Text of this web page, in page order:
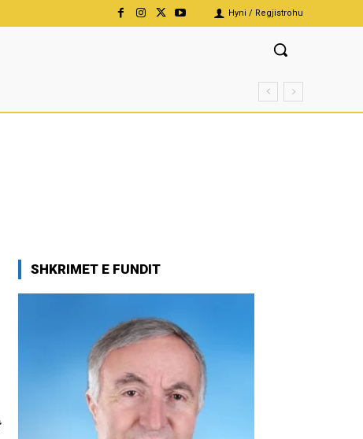
Hyni / Regjistrohu
SHKRIMET E FUNDIT